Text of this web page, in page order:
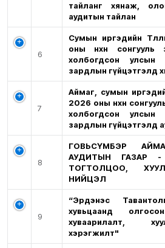
тайланг хянаж,
аудитын тайлан
6
Сумын иргэдийн
оны нөхөн сонгууль
холбогдсон улсын
зардлын гүйцэтгэлд
7
Аймаг, сумын
2026 оны нөхөн
холбогдсон улсын
зардлын гүйцэтгэлд
8
ГОВЬСҮМБЭР
АУДИТЫН ГАЗАР
ТОГТОЛЦОО,
НИЙЦЭЛ
9
“Эрдэнэс
хувьцаанд
хуваарилалт,
хэрэгжилт"